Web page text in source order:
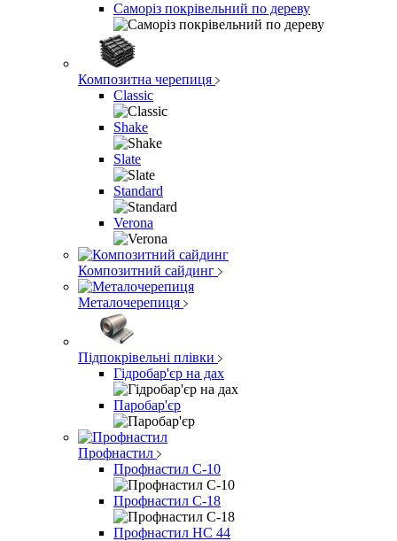
Саморіз покрівельний по дереву
Композитна черепиця
Classic
Shake
Slate
Standard
Verona
Композитний сайдинг
Металочерепиця
Підпокрівельні плівки
Гідробар'єр на дах
Паробар'єр
Профнастил
Профнастил С-10
Профнастил С-18
Профнастил НС 44